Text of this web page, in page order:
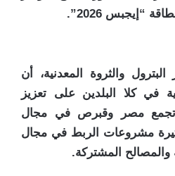
“إيجبس 2026”.
والثروة المعدنية، أن
في كلا البلدين على تعزيز
تجمع مصر وقبرص في مجال
مشروعات الربط في مجال
والمصالح المشتركة.